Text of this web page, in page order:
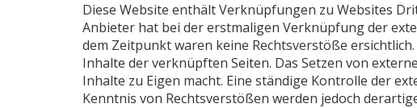
Diese Website enthält Verknüpfungen zu Websites
Anbieter hat bei der erstmaligen Verknüpfung der
dem Zeitpunkt waren keine Rechtsverstöße
Inhalte der verknüpften Seiten. Das Setzen von
Inhalte zu Eigen macht. Eine ständige Kontrolle der
Kenntnis von Rechtsverstößen werden jedoch